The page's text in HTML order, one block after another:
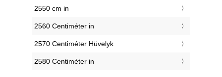
2550 cm in
2560 Centiméter in
2570 Centiméter Hüvelyk
2580 Centiméter in